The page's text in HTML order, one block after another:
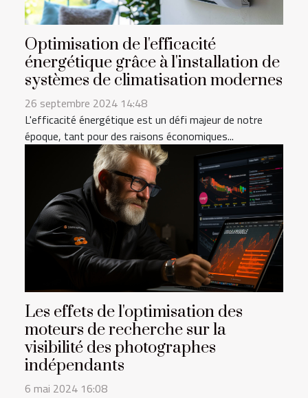
Optimisation de l'efficacité
énergétique grâce à l'installation de
systèmes de climatisation modernes
26 septembre 2024 14:48
L'efficacité énergétique est un défi majeur de notre
époque, tant pour des raisons économiques...
Les effets de l'optimisation des
moteurs de recherche sur la
visibilité des photographes
indépendants
6 mai 2024 16:08